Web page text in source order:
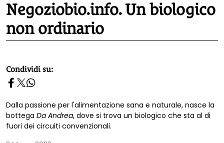
Negoziobio.info. Un biologico
non ordinario
homepage h2
Condividi su:
Dalla passione per l'alimentazione sana e naturale, nasce la
bottega Da Andrea, dove si trova un biologico che sta al di
fuori dei circuiti convenzionali.